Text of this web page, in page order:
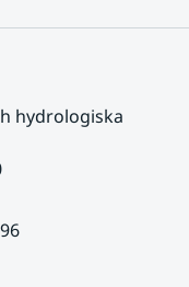
hydrologiska